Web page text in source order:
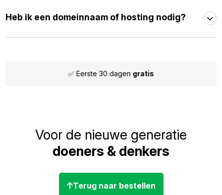
Heb ik een domeinnaam of hosting nodig?
✅ Maandelijks
Voor de nieuwe generatie
doeners & denkers
Terug naar bestellen